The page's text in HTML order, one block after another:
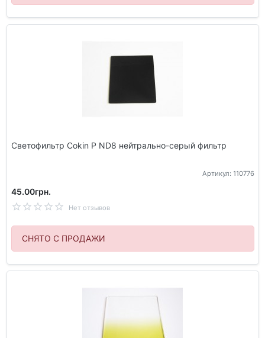
Светофильтр Cokin P ND8 нейтрально-серый фильтр
Артикул: 110776
45.00грн.
Нет отзывов
СНЯТО С ПРОДАЖИ